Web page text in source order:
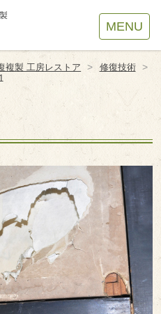
MENU
製 工房レストア > 修復技術 >